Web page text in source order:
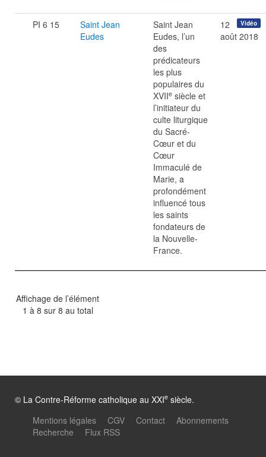
PI 6 15
Saint Jean
Eudes
Saint Jean
Eudes, l’un
des
prédicateurs
les plus
populaires du
XVIIe siècle et
l’initiateur du
culte liturgique
du Sacré-
Cœur et du
Cœur
Immaculé de
Marie, a
profondément
influencé tous
les saints
fondateurs de
la Nouvelle-
France.
Vidéo
12
août 2018
Affichage de l’élément
1 à 8 sur 8 au total
© La Contre-Réforme catholique au XXIe siècle.
Mentions légales
CGV Contact
Abonnements
Recherche
Flux RSS